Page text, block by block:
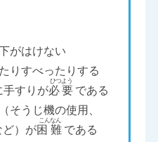
がはけない
りすべったりする
手すりが必要 である
うじ機の使用、
ど）が困難 である